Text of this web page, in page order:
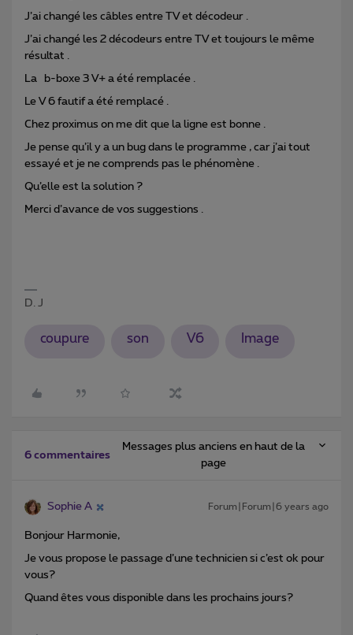
J’ai changé les câbles entre TV et décodeur .
J’ai changé les 2 décodeurs entre TV et toujours le même
résultat .
La b-boxe 3 V+ a été remplacée .
Le V 6 fautif a été remplacé .
Chez proximus on me dit que la ligne est bonne .
Je pense qu’il y a un bug dans le programme , car j’ai tout
essayé et je ne comprends pas le phénomène .
Qu’elle est la solution ?
Merci d’avance de vos suggestions .
D. J
coupure son V6 Image
6 commentaires
Messages plus anciens en haut de la
page
Sophie A Forum|Forum|6 years ago
Bonjour Harmonie,
Je vous propose le passage d’une technicien si c’est ok pour
vous?
Quand êtes vous disponible dans les prochains jours?